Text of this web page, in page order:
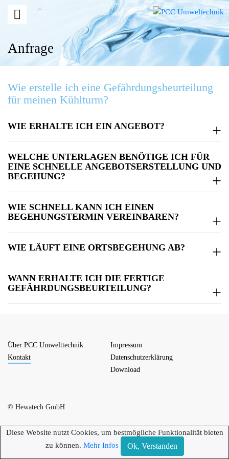
Anfrage
Wie erstelle ich eine Gefährdungsbeurteilung
für meinen Kühlturm?
WIE ERHALTE ICH EIN ANGEBOT?
WELCHE UNTERLAGEN BENÖTIGE ICH FÜR
EINE SCHNELLE ANGEBOTSERSTELLUNG UND
BEGEHUNG?
WIE SCHNELL KANN ICH EINEN
BEGEHUNGSTERMIN VEREINBAREN?
WIE LÄUFT EINE ORTSBEGEHUNG AB?
WANN ERHALTE ICH DIE FERTIGE
GEFÄHRDUNGSBEURTEILUNG?
Über PCC Umwelttechnik
Kontakt
Impressum
Datenschutzerklärung
Download
© Hewatech GmbH
Diese Website nutzt Cookies, um bestmögliche Funktionalität bieten
zu können. Mehr Infos Ok, Verstanden